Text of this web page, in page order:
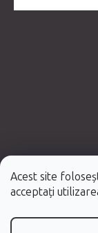
Acest site
acceptați